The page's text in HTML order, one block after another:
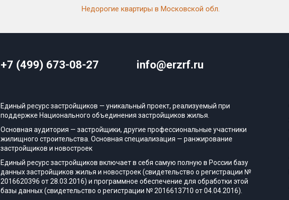
Недорогие квартиры в Московской обл.
+7 (499) 673-08-27 info@erzrf.ru
Единый ресурс застройщиков — уникальный проект, реализуемый при
поддержке Национального объединения застройщиков жилья.
Основная аудитория — застройщики, другие профессиональные участники
жилищного строительства. Основная специализация — ранжирование
застройщиков и новостроек
Единый ресурс застройщиков включает в себя самую полную в России базу
данных застройщиков жилья и новостроек (свидетельство о регистрации №
2016620396 от 28.03.2016) и программное обеспечение для обработки этой
базы данных (свидетельство о регистрации № 2016613710 от 04.04.2016).